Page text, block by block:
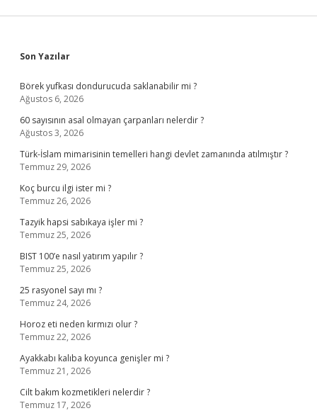
Sidebar
Son Yazılar
Börek yufkası dondurucuda saklanabilir mi ?
Ağustos 6, 2026
60 sayısının asal olmayan çarpanları nelerdir ?
Ağustos 3, 2026
Türk-İslam mimarisinin temelleri hangi devlet zamanında atılmıştır ?
Temmuz 29, 2026
Koç burcu ilgi ister mi ?
Temmuz 26, 2026
Tazyik hapsi sabıkaya işler mi ?
Temmuz 25, 2026
BIST 100’e nasıl yatırım yapılır ?
Temmuz 25, 2026
25 rasyonel sayı mı ?
Temmuz 24, 2026
Horoz eti neden kırmızı olur ?
Temmuz 22, 2026
Ayakkabı kalıba koyunca genişler mi ?
Temmuz 21, 2026
Cilt bakım kozmetikleri nelerdir ?
Temmuz 17, 2026